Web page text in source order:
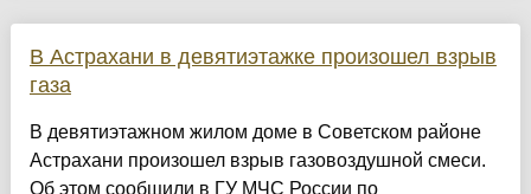
В Астрахани в девятиэтажке произошел взрыв
газа
В девятиэтажном жилом доме в Советском районе
Астрахани произошел взрыв газовоздушной смеси.
Об этом сообщили в ГУ МЧС России по